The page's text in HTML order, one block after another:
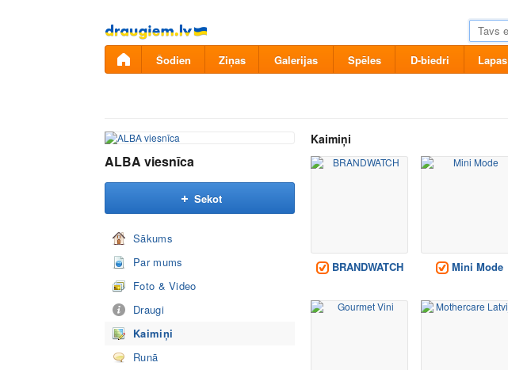
Pāriet
uz
saturu
Šodien Ziņas Galerijas Spēles D-biedri Lapas
ALBA viesnīca
Sekot
Sākums
Par mums
Foto & Video
Draugi
Kaimiņi
Runā
Kaimiņi
BRANDWATCH Mini Mode